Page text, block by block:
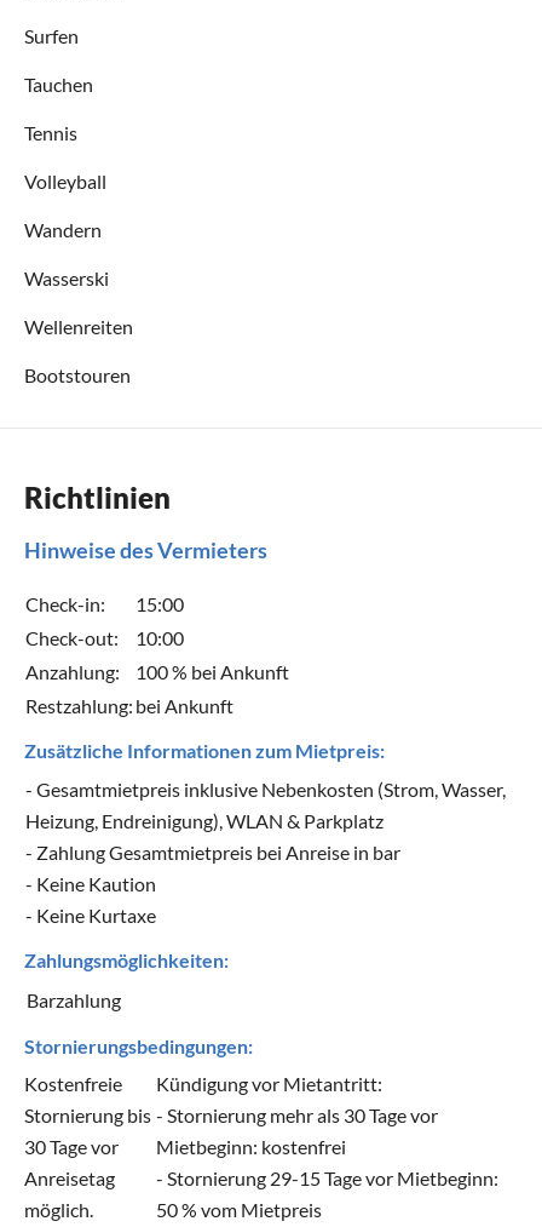
Surfen
Tauchen
Tennis
Volleyball
Wandern
Wasserski
Wellenreiten
Bootstouren
Richtlinien
Hinweise des Vermieters
Check-in:
15:00
Check-out:
10:00
Anzahlung:
100 % bei Ankunft
Restzahlung: bei Ankunft
Zusätzliche Informationen zum Mietpreis:
- Gesamtmietpreis inklusive Nebenkosten (Strom, Wasser,
Heizung, Endreinigung), WLAN & Parkplatz
- Zahlung Gesamtmietpreis bei Anreise in bar
- Keine Kaution
- Keine Kurtaxe
Zahlungsmöglichkeiten:
Barzahlung
Stornierungsbedingungen:
Kostenfreie
Stornierung bis
30 Tage vor
Anreisetag
möglich.
Kündigung vor Mietantritt:
- Stornierung mehr als 30 Tage vor
Mietbeginn: kostenfrei
- Stornierung 29-15 Tage vor Mietbeginn:
50 % vom Mietpreis